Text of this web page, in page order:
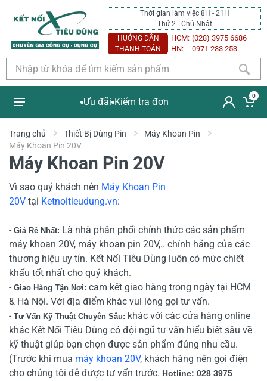
Thời gian làm việc 8H - 21H
Thứ 2 - Chủ Nhật
HƯỚNG DẪN
THANH TOÁN
HCM: (028) 3975 6686
HN:
0971 233 253
Ưu đãi Kiểm tra đơn
0
Trang chủ Thiết Bị Dùng Pin
Máy Khoan Pin
Máy Khoan Pin 20V
Máy Khoan Pin 20V
Vì sao quý khách nên Máy Khoan Pin
20V tại Ketnoitieudung.vn:
- Giá Rẻ Nhất: Là nhà phân phối chính thức các sản phẩm
máy khoan 20V, máy khoan pin 20V,.. chính hãng của các
thương hiệu uy tín. Kết Nối Tiêu Dùng luôn có mức chiết
khấu tốt nhất cho quý khách.
- Giao Hàng Tận Nơi: cam kết giao hàng trong ngày tại HCM
& Hà Nội. Với địa điểm khác vui lòng gọi tư vấn.
- Tư Vấn Kỹ Thuật Chuyên Sâu: khác với các cửa hàng online
khác Kết Nối Tiêu Dùng có đội ngũ tư vấn hiểu biết sâu về
kỹ thuật giúp bạn chọn được sản phẩm đúng nhu cầu.
(Trước khi mua máy khoan 20V, khách hàng nên gọi điện
cho chúng tôi đễ được tư vấn trước. Hotline: 028 3975